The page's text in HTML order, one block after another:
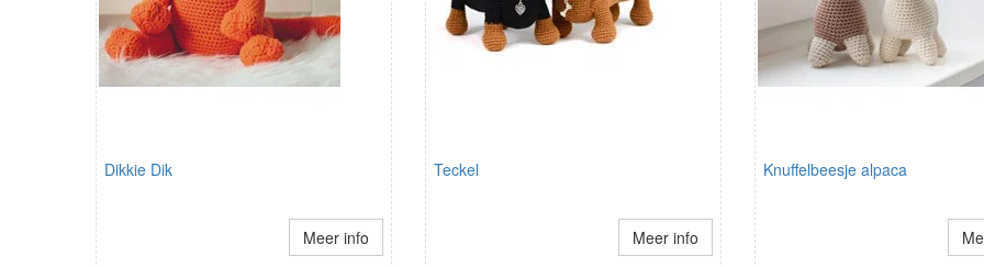
Dikkie Dik
Meer info
Teckel
Meer info
Knuffelbeesje alpaca